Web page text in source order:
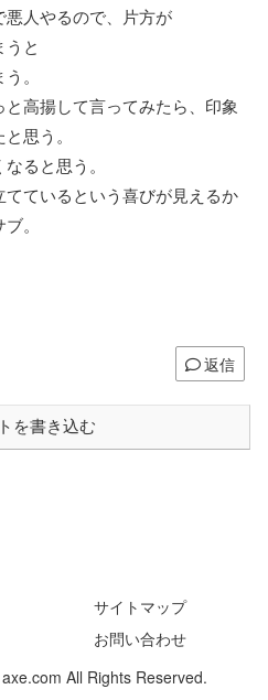
人やるので、片方が
と
。
高揚して言ってみたら、印象
思う。
ると思う。
ているという喜びが見えるか
。
返信
を書き込む
サイトマップ
お問い合わせ
All Rights Reserved.